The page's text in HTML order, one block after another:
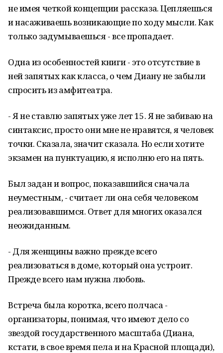
не имея четкой концепции рассказа. Цепляешься
и насаживаешь возникающие по ходу мысли. Как
только задумываешься - все пропадает.
Одна из особенностей книги - это отсутствие в
ней запятых как класса, о чем Диану не забыли
спросить из амфитеатра.
- Я не ставлю запятых уже лет 15. Я не забиваю на
синтаксис, просто они мне не нравятся, я человек
точки. Сказала, значит сказала. Но если хотите
экзамен на пунктуацию, я исполню его на пять.
Был задан и вопрос, показавшийся сначала
неуместным, - считает ли она себя человеком
реализовавшимся. Ответ для многих оказался
неожиданным.
- Для женщины важно прежде всего
реализоваться в доме, который она устроит.
Прежде всего нам нужна любовь.
Встреча была коротка, всего полчаса -
организаторы, понимая, что имеют дело со
звездой государственного масштаба (Диана,
кстати, в свое время пела и на Красной площади),